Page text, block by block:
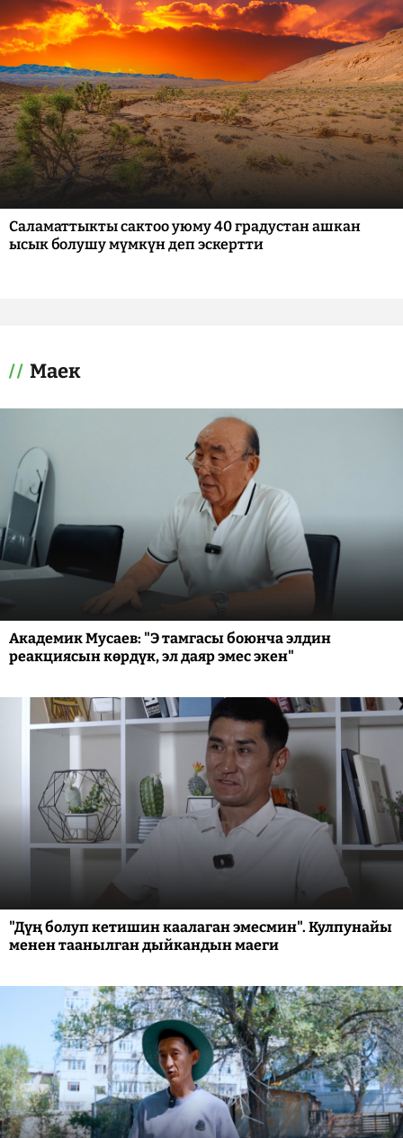
Саламаттыкты сактоо уюму 40 градустан ашкан
ысык болушу мүмкүн деп эскертти
Маек
Академик Мусаев: "Э тамгасы боюнча элдин
реакциясын көрдүк, эл даяр эмес экен"
"Дүң болуп кетишин каалаган эмесмин". Кулпунайы
менен таанылган дыйкандын маеги